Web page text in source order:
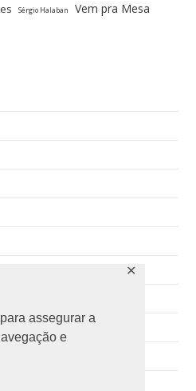
assegurar a
e
✕
Sérgio Halaban Vem pra Mesa